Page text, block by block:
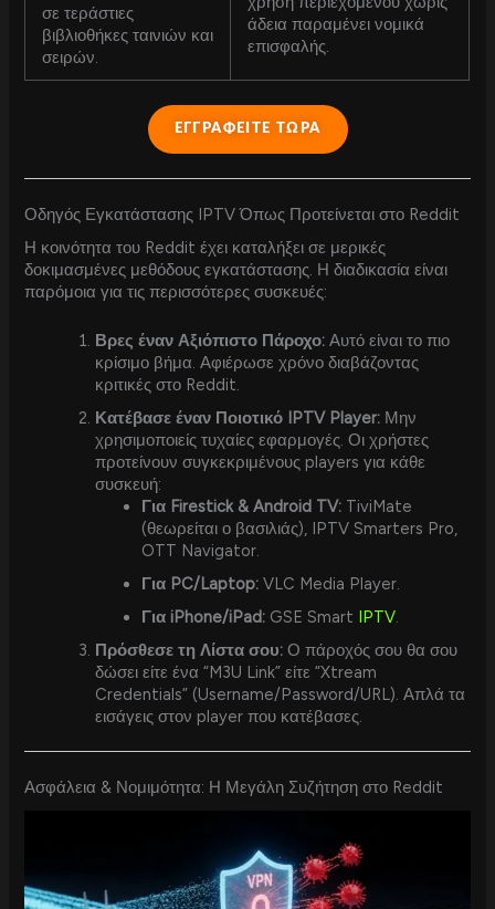
σε τεράστιες
βιβλιοθήκες ταινιών και
σειρών.
άδεια παραμένει νομικά
επισφαλής.
ΕΓΓΡΑΦΕΙΤΕ ΤΩΡΑ
Οδηγός Εγκατάστασης IPTV Όπως Προτείνεται στο Reddit
Η κοινότητα του Reddit έχει καταλήξει σε μερικές
δοκιμασμένες μεθόδους εγκατάστασης. Η διαδικασία είναι
παρόμοια για τις περισσότερες συσκευές:
Βρες έναν Αξιόπιστο Πάροχο: Αυτό είναι το πιο
κρίσιμο βήμα. Αφιέρωσε χρόνο διαβάζοντας
κριτικές στο Reddit.
Κατέβασε έναν Ποιοτικό IPTV Player: Μην
χρησιμοποιείς τυχαίες εφαρμογές. Οι χρήστες
προτείνουν συγκεκριμένους players για κάθε
συσκευή:
Για Firestick & Android TV: TiviMate
(θεωρείται ο βασιλιάς), IPTV Smarters Pro,
OTT Navigator.
Για PC/Laptop: VLC Media Player.
Για iPhone/iPad: GSE Smart IPTV
Πρόσθεσε τη Λίστα σου: Ο πάροχός σου θα σου
δώσει είτε ένα “M3U Link” είτε “Xtream
Credentials” (Username/Password/URL). Απλά τα
εισάγεις στον player που κατέβασες.
Ασφάλεια & Νομιμότητα: Η Μεγάλη Συζήτηση στο Reddit